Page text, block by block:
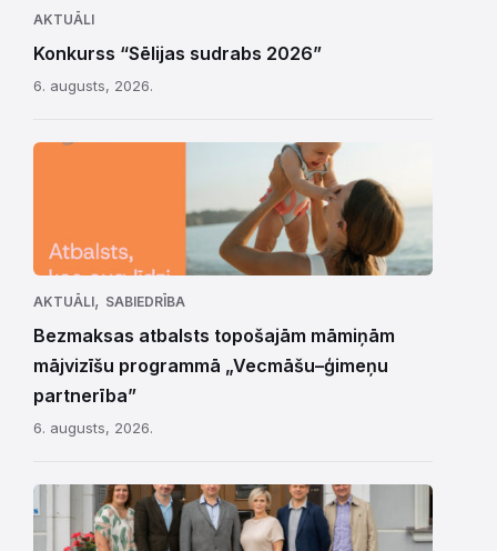
AKTUĀLI
Konkurss “Sēlijas sudrabs 2026”
6. augusts, 2026.
AKTUĀLI, SABIEDRĪBA
Bezmaksas atbalsts topošajām māmiņām
mājvizīšu programmā „Vecmāšu–ģimeņu
partnerība”
6. augusts, 2026.